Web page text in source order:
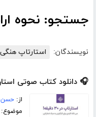
جستجو: نحوه
نویسندگان: استارتاپ
🎧 دانلود کتاب صوتی استارتاپ در
از:حسن
موضوع: